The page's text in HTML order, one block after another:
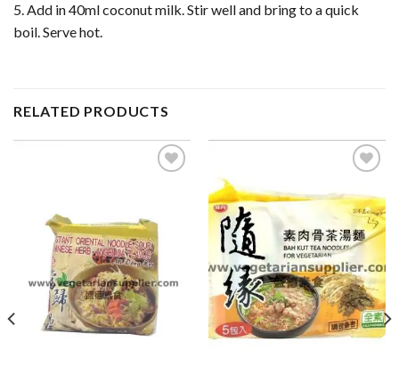
5. Add in 40ml coconut milk. Stir well and bring to a quick
boil. Serve hot.
RELATED PRODUCTS
WISHLIST
ADD TO